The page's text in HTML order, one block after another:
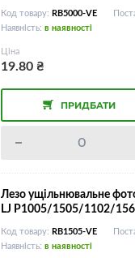
Код товару: RB5000-VE
Наявність: в наявності
Ціна
19.80₴
ПРИДБАТИ
Лезо ущільнювальне
LJ P1005/1505/1102/
Код товару: RB1505-VE
Наявність: в наявності